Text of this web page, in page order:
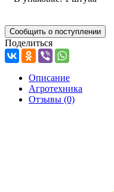
Сообщить о поступлении
Поделиться
Описание
Агротехника
Отзывы (0)